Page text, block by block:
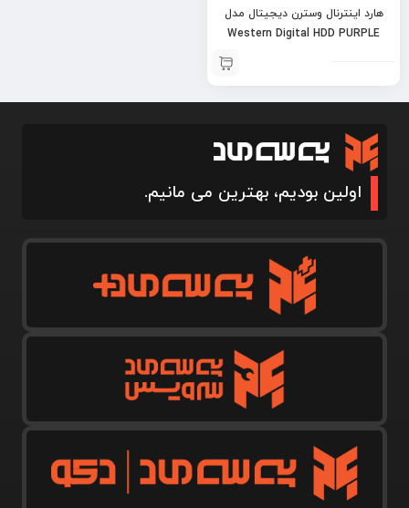
هارد اینترنال وسترن دیجیتال مدل
Western Digital HDD PURPLE
اولین بودیم، بهترین می مانیم.